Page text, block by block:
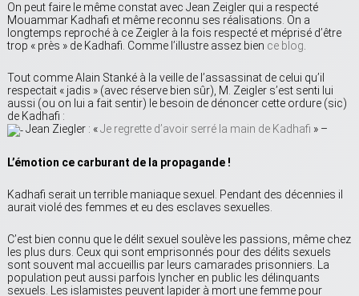
On peut faire le même constat avec Jean Zeigler qui a respecté
Mouammar Kadhafi et même reconnu ses réalisations. On a
longtemps reproché à ce Zeigler à la fois respecté et méprisé d’être
trop « près » de Kadhafi. Comme l’illustre assez bien ce blog.
Tout comme Alain Stanké à la veille de l’assassinat de celui qu’il
respectait « jadis » (avec réserve bien sûr), M. Zeigler s’est senti lui
aussi (ou on lui a fait sentir) le besoin de dénoncer cette ordure (sic)
de Kadhafi :
Jean Ziegler : «Je regrette d’avoir serré la main de Kadhafi » –
L’émotion ce carburant de la propagande !
Kadhafi serait un terrible maniaque sexuel. Pendant des décennies il
aurait violé des femmes et eu des esclaves sexuelles.
C’est bien connu que le délit sexuel soulève les passions, même chez
les plus durs. Ceux qui sont emprisonnés pour des délits sexuels
sont souvent mal accueillis par leurs camarades prisonniers. La
population peut aussi parfois lyncher en public les délinquants
sexuels. Les islamistes peuvent lapider à mort une femme pour